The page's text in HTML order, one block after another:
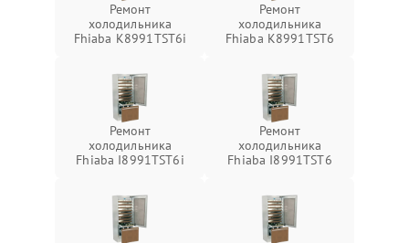
Ремонт
холодильника
Fhiaba K8991TST6i
Ремонт
холодильника
Fhiaba K8991TST6
Ремонт
холодильника
Fhiaba I8991TST6i
Ремонт
холодильника
Fhiaba I8991TST6